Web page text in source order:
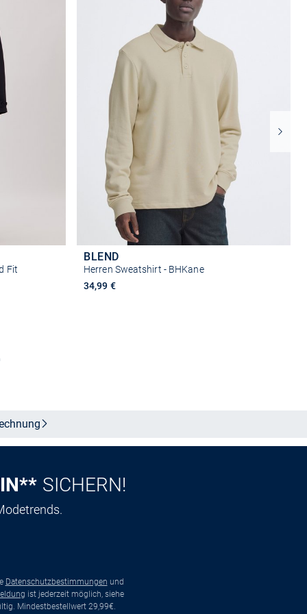
Fit
BLEND
Herren Sweatshirt - BHKane
34,99 €
SICHERN!
Datenschutzbestimmungen und
ist jederzeit möglich, siehe
Mindestbestellwert 29,99€.